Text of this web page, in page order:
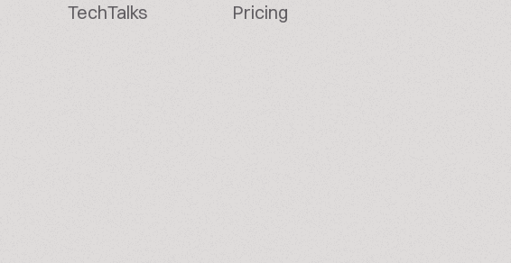
TechTalks
Pricing